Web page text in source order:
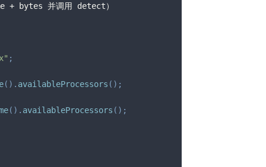
+ bytes 并调用 detect）
;
( ) . availableProcessors ( ) ;
( ) . availableProcessors ( ) ;